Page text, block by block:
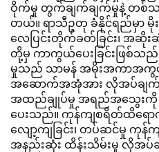
ဝိုက်မှု တွက်ချက်ချက်မှုနဲ့ တစ်
တယ်။ ရာသီဥတု ခံနိုင်ရည်မှာ မိုး
လေပြင်းတိုက်ခတ်ခြင်း၊ အဆိုး
တို့မှ ကာကွယ်ပေးခြင်းဖြစ်သည်
မှုသည် သာမန် အမိုးအကာအကွယ်
အဆောက်အအုံအား လိုအပ်ချက်မျ
အထည်ချုပ်မှု အရည်အသွေးကို မ
ပေးသည်။ ကုန်ကျစရိတ်ထိရေ
လျော့ကျခြင်း၊ တပ်ဆင်မှု ကုန်က
အနည်းဆုံး ထိန်းသိမ်းမှု လိုအပ်ချ